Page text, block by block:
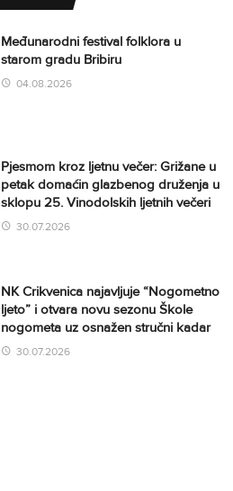
Međunarodni festival folklora u
starom gradu Bribiru
04.08.2026
Pjesmom kroz ljetnu večer: Grižane u
petak domaćin glazbenog druženja u
sklopu 25. Vinodolskih ljetnih večeri
30.07.2026
NK Crikvenica najavljuje “Nogometno
ljeto” i otvara novu sezonu Škole
nogometa uz osnažen stručni kadar
30.07.2026